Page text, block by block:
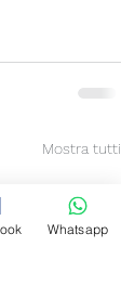
Mostra tutti
Whatsapp